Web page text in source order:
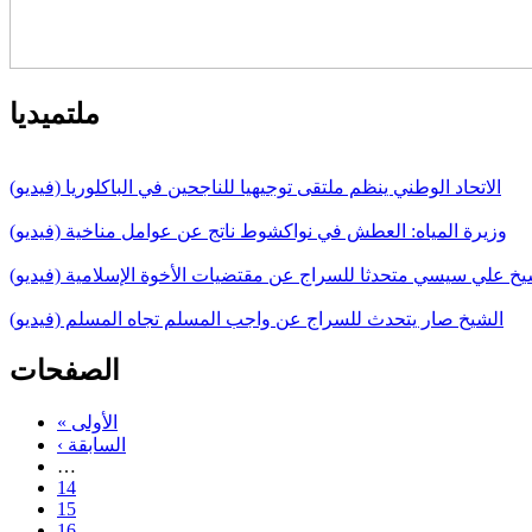
ملتميديا
الاتحاد الوطني ينظم ملتقى توجيهيا للناجحين في الباكلوريا (فيديو)
وزيرة المياه: العطش في نواكشوط ناتج عن عوامل مناخية (فيديو)
علي سيسي متحدثا للسراج عن مقتضيات الأخوة الإسلامية (فيديو)
الشيخ صار يتحدث للسراج عن واجب المسلم تجاه المسلم (فيديو)
الصفحات
« الأولى
‹ السابقة
…
14
15